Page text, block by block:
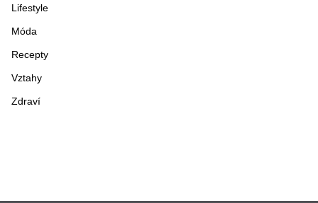
Lifestyle
Móda
Recepty
Vztahy
Zdraví